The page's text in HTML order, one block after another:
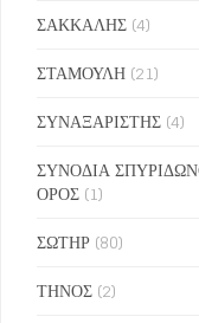
ΣΑΚΚΑΛΗΣ (4)
ΣΤΑΜΟΥΛΗ (21)
ΣΥΝΑΞΑΡΙΣΤΗΣ (4)
ΣΥΝΟΔΙΑ
ΟΡΟΣ (1)
ΣΩΤΗΡ (80)
ΤΗΝΟΣ (2)